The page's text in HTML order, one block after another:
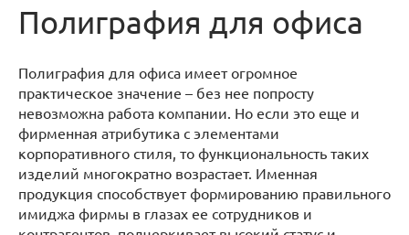
Полиграфия для офиса
Полиграфия для офиса имеет огромное
практическое значение – без нее попросту
невозможна работа компании. Но если это еще и
фирменная атрибутика с элементами
корпоративного стиля, то функциональность таких
изделий многократно возрастает. Именная
продукция способствует формированию правильного
имиджа фирмы в глазах ее сотрудников и